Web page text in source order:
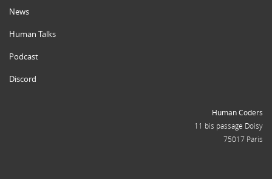
News
Human Talks
Podcast
Discord
Human Coders
11 bis passage Doisy
75017 Paris